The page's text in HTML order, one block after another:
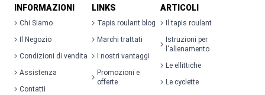
INFORMAZIONI
Chi Siamo
Il Negozio
Condizioni di vendita
Assistenza
Contatti
LINKS
Tapis roulant blog
Marchi trattati
I nostri vantaggi
Promozioni e
offerte
ARTICOLI
Il tapis roulant
Istruzioni per
l'allenamento
Le ellittiche
Le cyclette